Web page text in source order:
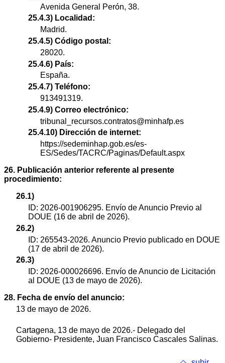
Avenida General Perón, 38.
25.4.3) Localidad:
Madrid.
25.4.5) Código postal:
28020.
25.4.6) País:
España.
25.4.7) Teléfono:
913491319.
25.4.9) Correo electrónico:
tribunal_recursos.contratos@minhafp.es
25.4.10) Dirección de internet:
https://sedeminhap.gob.es/es-
ES/Sedes/TACRC/Paginas/Default.aspx
26. Publicación anterior referente al presente
procedimiento:
26.1)
ID: 2026-001906295. Envío de Anuncio Previo al
DOUE (16 de abril de 2026).
26.2)
ID: 265543-2026. Anuncio Previo publicado en DOUE
(17 de abril de 2026).
26.3)
ID: 2026-000026696. Envío de Anuncio de Licitación
al DOUE (13 de mayo de 2026).
28. Fecha de envío del anuncio:
13 de mayo de 2026.
Cartagena, 13 de mayo de 2026.- Delegado del
Gobierno- Presidente, Juan Francisco Cascales Salinas.